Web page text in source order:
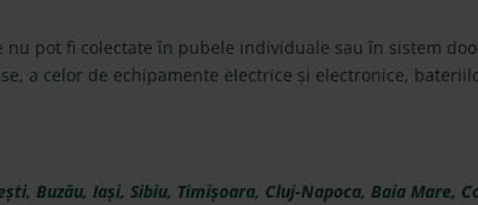
pot fi colectate în pubele individuale sau în sistem
a celor de echipamente electrice și electronice,
Buzău, Iași, Sibiu, Timișoara, Cluj-Napoca, Baia Mare,